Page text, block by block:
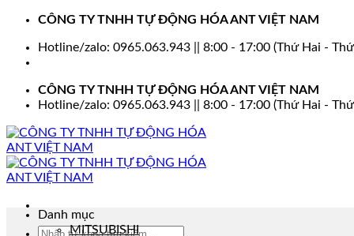
dung
CÔNG TY TNHH TỰ ĐỘNG HÓA ANT VIỆT NAM
Hotline/zalo: 0965.063.943 || 8:00 - 17:00 (Thứ Hai -
CÔNG TY TNHH TỰ ĐỘNG HÓA ANT VIỆT NAM
Hotline/zalo: 0965.063.943 || 8:00 - 17:00 (Thứ Hai -
Tìm
Danh mục
MITSUBISHI